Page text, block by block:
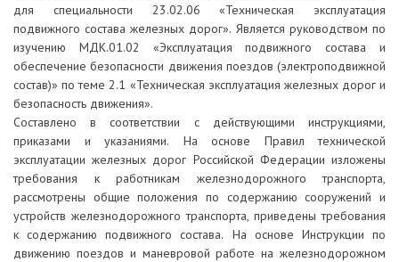
для специальности 23.02.06 «Техническая эксплуатация
подвижного состава железных дорог». Является руководством по
изучению МДК.01.02 «Эксплуатация подвижного состава и
обеспечение безопасности движения поездов (электроподвижной
состав)» по теме 2.1 «Техническая эксплуатация железных дорог и
безопасность движения».
Составлено в соответствии с действующими инструкциями,
приказами и указаниями. На основе Правил технической
эксплуатации железных дорог Российской Федерации изложены
требования к работникам железнодорожного транспорта,
рассмотрены общие положения по содержанию сооружений и
устройств железнодорожного транспорта, приведены требования
к содержанию подвижного состава. На основе Инструкции по
движению поездов и маневровой работе на железнодорожном